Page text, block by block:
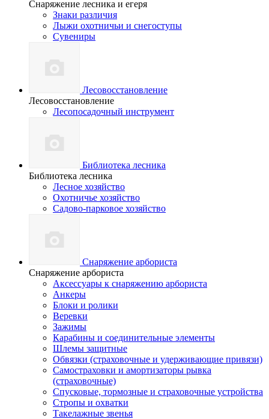
Снаряжение лесника и егеря
Знаки различия
Лыжи охотничьи и снегоступы
Сувениры
Лесовосстановление
Лесовосстановление
Лесопосадочный инструмент
Библиотека лесника
Библиотека лесника
Лесное хозяйство
Охотничье хозяйство
Садово-парковое хозяйство
Снаряжение арбориста
Снаряжение арбориста
Аксессуары к снаряжению арбориста
Анкеры
Блоки и ролики
Веревки
Зажимы
Карабины и соединительные элементы
Шлемы защитные
Обвязки (страховочные и удерживающие привязи)
Самостраховки и амортизаторы рывка
(страховочные)
Спусковые, тормозные и страховочные устройства
Стропы и охватки
Такелажные звенья